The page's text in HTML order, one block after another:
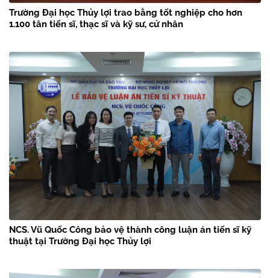
Trường Đại học Thủy lợi trao bằng tốt nghiệp cho hơn
1.100 tân tiến sĩ, thạc sĩ và kỹ sư, cử nhân
NCS. Vũ Quốc Công bảo vệ thành công luận án tiến sĩ kỹ
thuật tại Trường Đại học Thủy lợi